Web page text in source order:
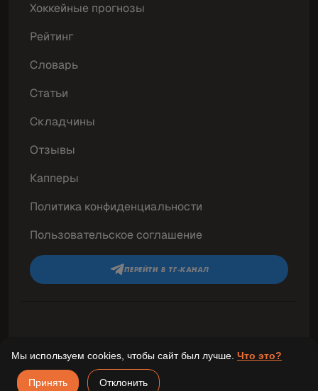
Хоккейные прогнозы
Рейтинг
Словарь
Статьи
Складчины
Отзывы
Капперы
Политика конфиденциальности
Пользовательское соглашение
ПЕРЕЙТИ В ТГ-КАНАЛ
защищены.
Мы используем cookies, чтобы сайт был лучше. Что это?
Принять Отклонить